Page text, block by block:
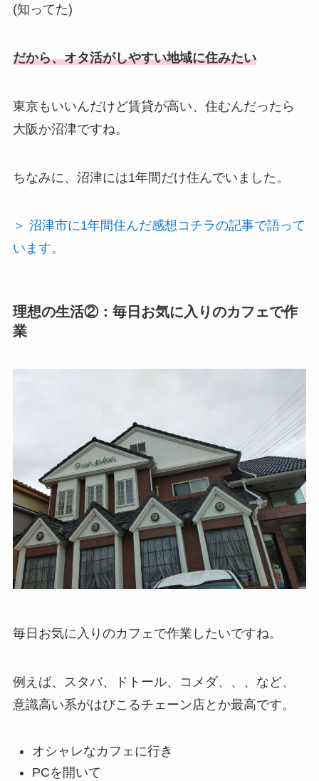
(知ってた)
だから、オタ活がしやすい地域に住みたい
東京もいいんだけど賃貸が高い、住むんだったら
大阪か沼津ですね。
ちなみに、沼津には1年間だけ住んでいました。
＞ 沼津市に1年間住んだ感想コチラの記事で語って
います。
理想の生活②：毎日お気に入りのカフェで作
業
毎日お気に入りのカフェで作業したいですね。
例えば、スタバ、ドトール、コメダ、、、など、
意識高い系がはびこるチェーン店とか最高です。
オシャレなカフェに行き
PCを開いて